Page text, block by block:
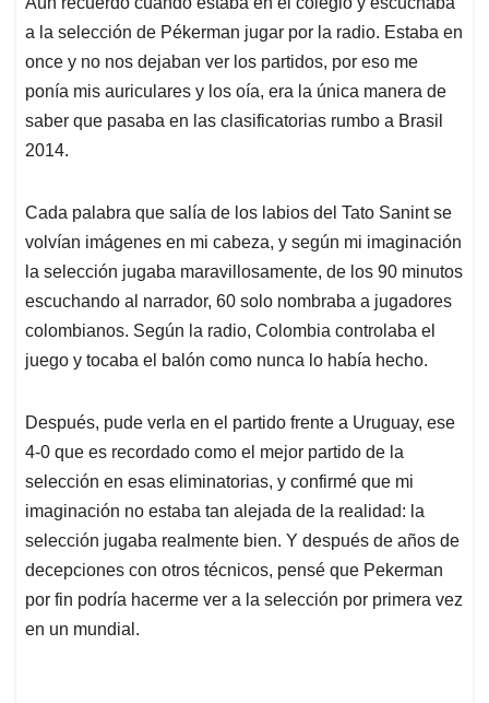
s
A
p
p
b
o
o
k
e
d
I
n
l
a
d
s
a la selección de Pékerman jugar por la radio. Estaba en
once y no nos dejaban ver los partidos, por eso me
ponía mis auriculares y los oía, era la única manera de
saber que pasaba en las clasificatorias rumbo a Brasil
2014.
Cada palabra que salía de los labios del Tato Sanint se
volvían imágenes en mi cabeza, y según mi imaginación
la selección jugaba maravillosamente, de los 90 minutos
escuchando al narrador, 60 solo nombraba a jugadores
colombianos. Según la radio, Colombia controlaba el
juego y tocaba el balón como nunca lo había hecho.
Después, pude verla en el partido frente a Uruguay, ese
4-0 que es recordado como el mejor partido de la
selección en esas eliminatorias, y confirmé que mi
imaginación no estaba tan alejada de la realidad: la
selección jugaba realmente bien. Y después de años de
decepciones con otros técnicos, pensé que Pekerman
por fin podría hacerme ver a la selección por primera vez
en un mundial.